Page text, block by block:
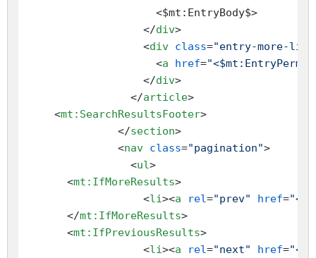
                    <$mt:EntryBody$>
</div>
<div class="entry-more-
<a href=
</div>
</article>
<mt:SearchResultsFooter>
</section>
<nav class="pagination">
<ul>
<mt:IfMoreResults>
<li><a rel="prev" href=
</mt:IfMoreResults>
<mt:IfPreviousResults>
<li><a rel="next" href=